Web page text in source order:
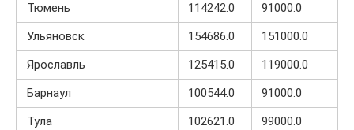
Тюмень
114242.0 91000.0
Ульяновск
154686.0 151000.0
Ярославль
125415.0 119000.0
Барнаул
100544.0 91000.0
Тула
102621.0 99000.0